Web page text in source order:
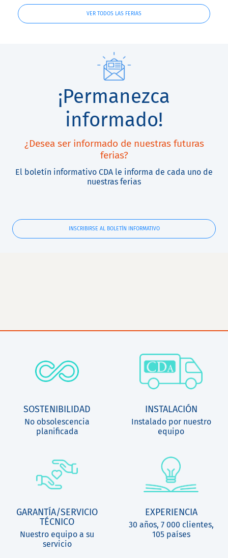
VER TODOS LAS FERIAS
¡Permanezca
informado!
¿Desea ser informado de nuestras futuras
ferias?
El boletín informativo CDA le informa de cada uno de
nuestras ferias
INSCRIBIRSE AL BOLETÍN INFORMATIVO
SOSTENIBILIDAD
No obsolescencia
planificada
INSTALACIÓN
Instalado por nuestro
equipo
GARANTÍA/SERVICIO
TÉCNICO
Nuestro equipo a su
servicio
EXPERIENCIA
30 años, 7 000 clientes,
105 países